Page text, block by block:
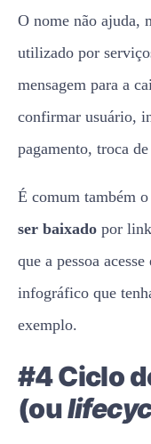
O nome não ajuda,
utilizado por
mensagem para a
confirmar usuário,
pagamento, troca
É comum também
ser baixado por
que a pessoa
infográfico que
exemplo.
#4 Ciclo
(ou